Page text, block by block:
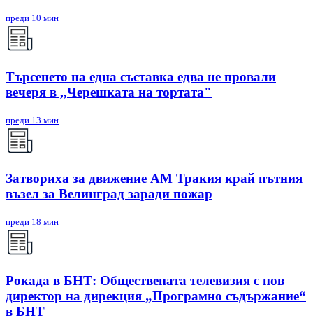
преди 10 мин
Търсенето на една съставка едва не провали
вечеря в ,,Черешката на тортата"
преди 13 мин
Затвориха за движение АМ Тракия край пътния
възел за Велинград заради пожар
преди 18 мин
Рокада в БНТ: Обществената телевизия с нов
директор на дирекция „Програмно съдържание“
в БНТ